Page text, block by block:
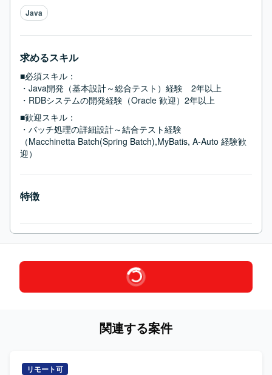
Java
求めるスキル
■必須スキル：
・Java開発（基本設計～総合テスト）経験　2年以上
・RDBシステムの開発経験（Oracle 歓迎）2年以上
■歓迎スキル：
・バッチ処理の詳細設計～結合テスト経験
（Macchinetta Batch(Spring Batch),MyBatis, A-Auto 経験歓
迎）
特徴
関連する案件
リモート可